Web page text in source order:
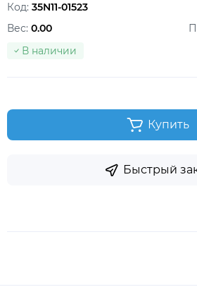
Код: 35N11-01523
В наличии
Вес: 0.00
Купить
Быстрый